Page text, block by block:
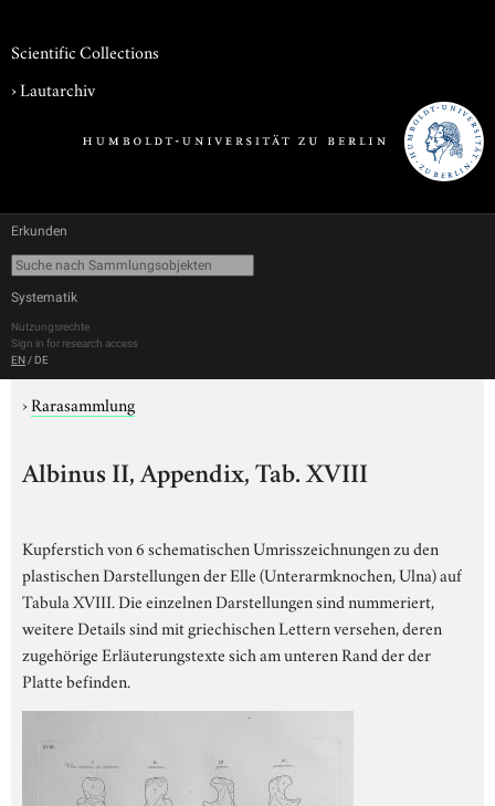
Scientific Collections
›Lautarchiv
Erkunden
Systematik
Nutzungsrechte
Sign in for research access
EN / DE
›Rarasammlung
Albinus II, Appendix, Tab. XVIII
Kupferstich von 6 schematischen Umrisszeichnungen zu den
plastischen Darstellungen der Elle (Unterarmknochen, Ulna) auf
Tabula XVIII. Die einzelnen Darstellungen sind nummeriert,
weitere Details sind mit griechischen Lettern versehen, deren
zugehörige Erläuterungstexte sich am unteren Rand der der
Platte befinden.